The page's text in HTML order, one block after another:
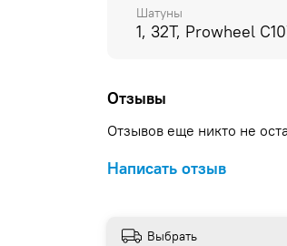
Шатуны
1, 32T, Prowheel
Отзывы
Отзывов еще никто не
Написать отзыв
Выбрать